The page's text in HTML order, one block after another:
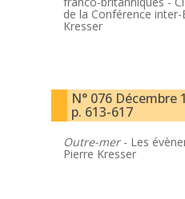
de la Conférence inter-
Kresser
N° 076 Décembre
p. 613-617
Outre-mer- Les
Pierre Kresser